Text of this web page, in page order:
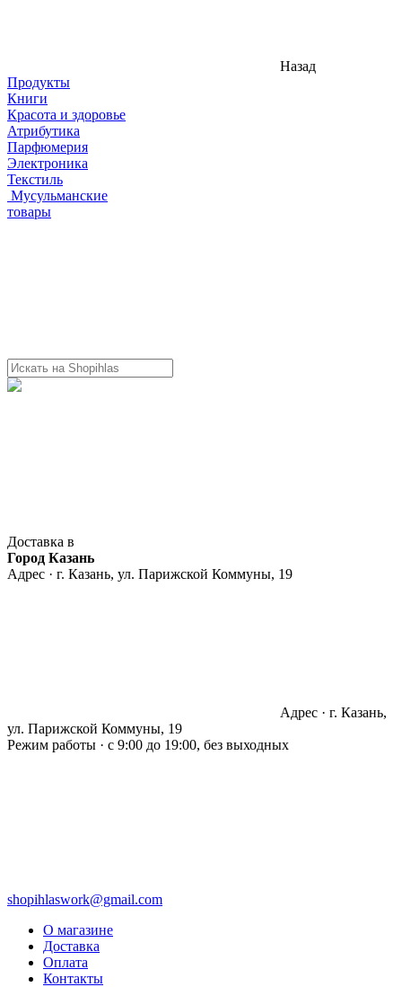
Назад
Продукты
Книги
Красота и здоровье
Атрибутика
Парфюмерия
Электроника
Текстиль
Мусульманские
товары
Доставка в
Город Казань
Адрес · г. Казань, ул. Парижской Коммуны, 19
Адрес · г. Казань,
ул. Парижской Коммуны, 19
Режим работы · с 9:00 до 19:00, без выходных
shopihlaswork@gmail.com
О магазине
Доставка
Оплата
Контакты